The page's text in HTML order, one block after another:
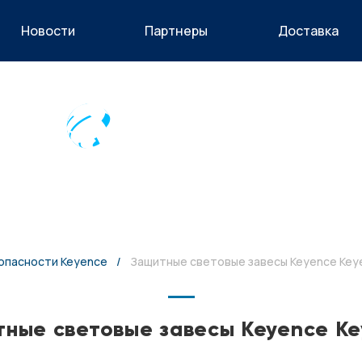
Новости Партнеры Доставка
Keyence / Защитные световые завесы Keyence
световые завесы Keyence